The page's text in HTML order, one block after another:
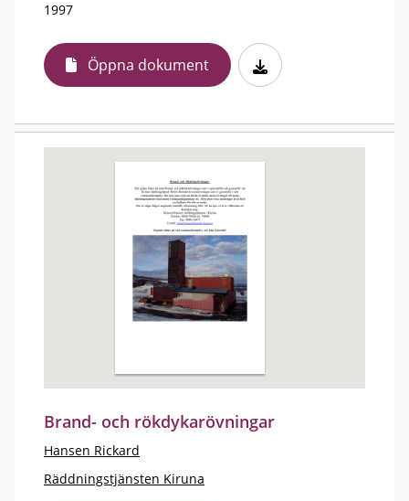
1997
Öppna dokument
Brand- och rökdykarövningar
Hansen Rickard
Räddningstjänsten Kiruna